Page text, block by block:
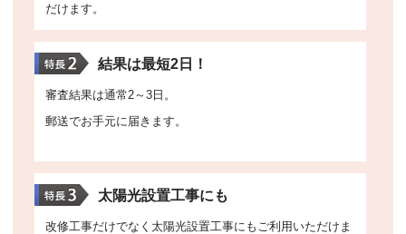
だけます。
結果は最短2日！
審査結果は通常2～3日。
郵送でお手元に届きます。
太陽光設置工事にも
改修工事だけでなく太陽光設置工事にもご利用いただけま